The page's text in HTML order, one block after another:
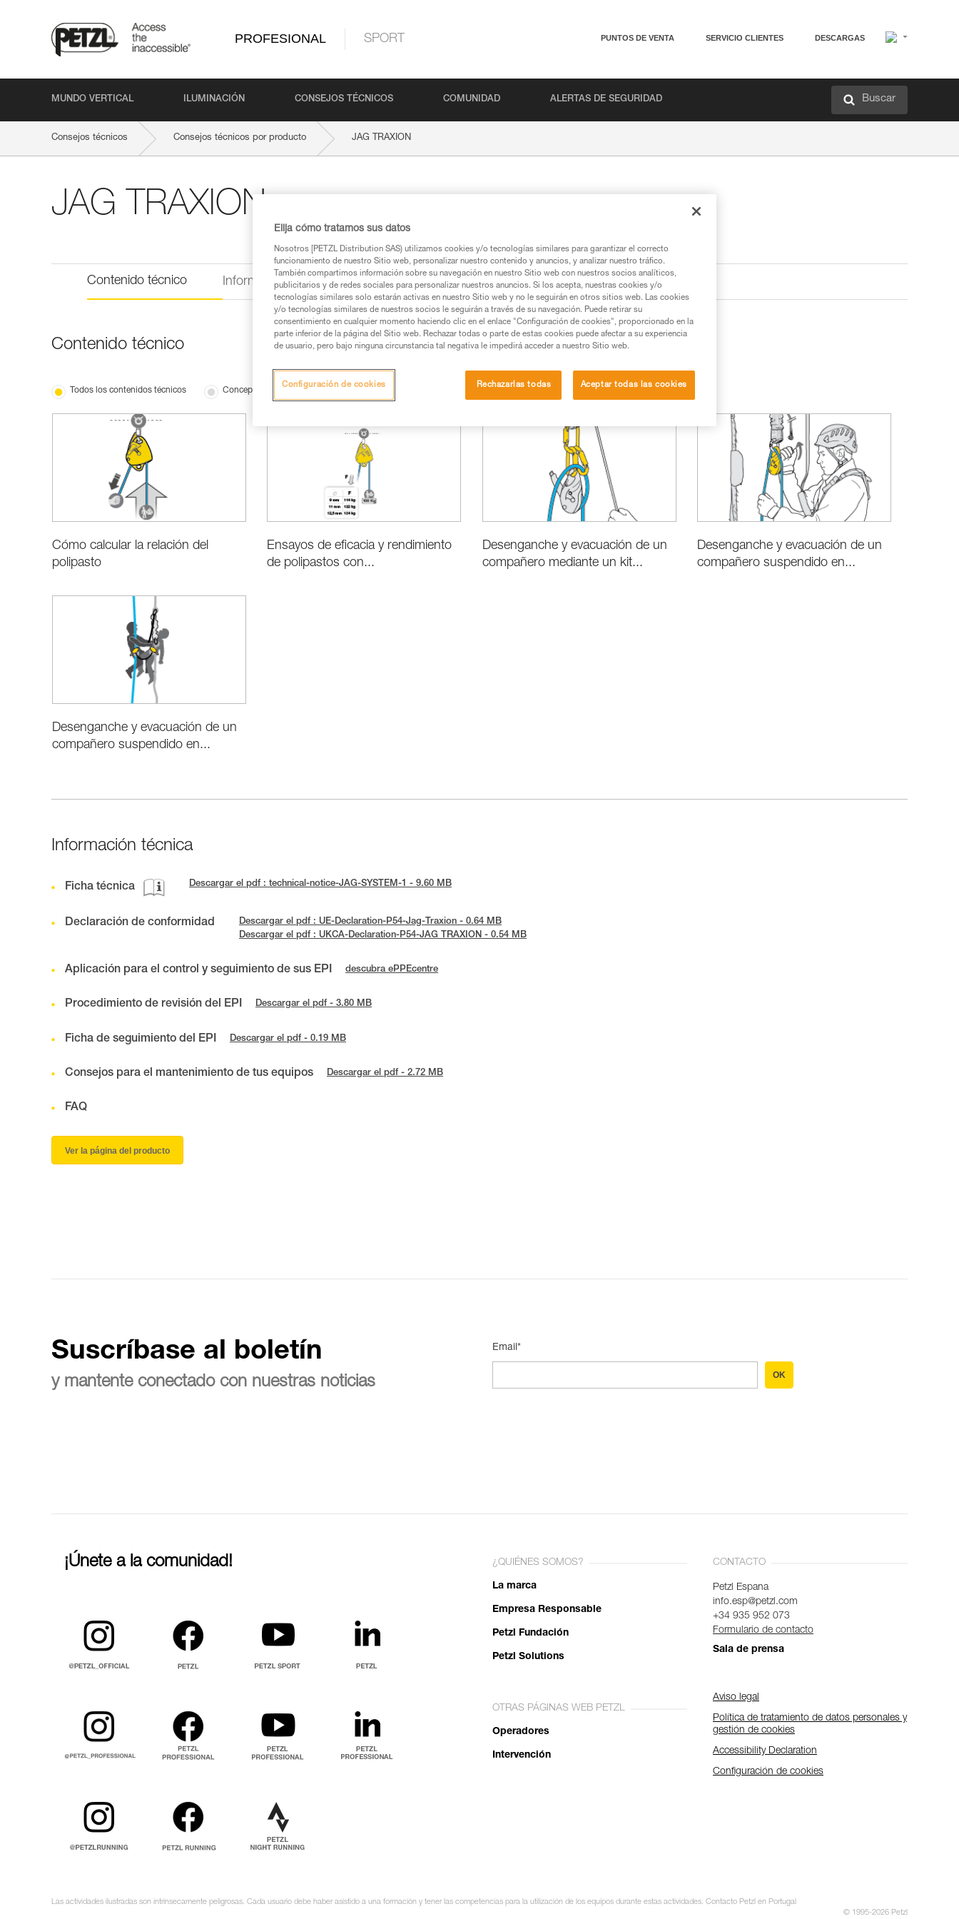
PROFESIONAL SPORT PUNTOS DE VENTA SERVICIO CLIENTES DESCARGAS
MUNDO VERTICAL ILUMINACIÓN CONSEJOS TÉCNICOS COMUNIDAD ALERTAS DE SEGURIDAD Buscar
Consejos técnicos Consejos técnicos por producto JAG TRAXION
JAG TRAXION
Contenido técnico Información técnica
Contenido técnico
Todos los contenidos técnicos Conceptos básicos
Cómo calcular la relación del
polipasto
Ensayos de eficacia y rendimiento
de polipastos con...
Desenganche y evacuación de un
compañero mediante un kit...
Desenganche y evacuación de un
compañero suspendido en...
Desenganche y evacuación de un
compañero suspendido en...
Información técnica
Ficha técnica Descargar el pdf : technical-notice-JAG-SYSTEM-1 - 9.60 MB
Declaración de conformidad
Descargar el pdf : UE-Declaration-P54-Jag-Traxion - 0.64 MB
Descargar el pdf : UKCA-Declaration-P54-JAG TRAXION - 0.54 MB
Aplicación para el control y seguimiento de sus EPI descubra ePPEcentre
Procedimiento de revisión del EPI Descargar el pdf - 3.80 MB
Ficha de seguimiento del EPI Descargar el pdf - 0.19 MB
Consejos para el mantenimiento de tus equipos Descargar el pdf - 2.72 MB
FAQ
Ver la página del producto
Suscríbase al boletín
y mantente conectado con nuestras noticias
Email*
OK
¡Únete a la comunidad! ¿QUIÉNES SOMOS?
La marca
Empresa Responsable
Petzl Fundación
Petzl Solutions
OTRAS PÁGINAS WEB PETZL
Operadores
Intervención
CONTACTO
Petzl Espana
info.esp@petzl.com
+34 935 952 073
Formulario de contacto
Sala de prensa
Aviso legal
Política de tratamiento de datos personales y
gestión de cookies
Accessibility Declaration
Configuración de cookies
Las actividades ilustradas son intrínsecamente peligrosas. Cada usuario debe haber asistido a una formación y tener las competencias para la utilización de los equipos durante estas actividades. Contacto Petzl en Portugal
© 1995-2026 Petzl
Elija cómo tratamos sus datos
Nosotros [PETZL Distribution SAS) utilizamos cookies y/o tecnologías similares para garantizar el correcto
funcionamiento de nuestro Sitio web, personalizar nuestro contenido y anuncios, y analizar nuestro tráfico.
También compartimos información sobre su navegación en nuestro Sitio web con nuestros socios analíticos,
publicitarios y de redes sociales para personalizar nuestros anuncios. Si los acepta, nuestras cookies y/o
tecnologías similares solo estarán activas en nuestro Sitio web y no le seguirán en otros sitios web. Las cookies
y/o tecnologías similares de nuestros socios le seguirán a través de su navegación. Puede retirar su
consentimiento en cualquier momento haciendo clic en el enlace "Configuración de cookies", proporcionado en la
parte inferior de la página del Sitio web. Rechazar todas o parte de estas cookies puede afectar a su experiencia
de usuario, pero bajo ninguna circunstancia tal negativa le impedirá acceder a nuestro Sitio web.
Rechazarlas todas Aceptar todas las cookies
Configuración de cookies